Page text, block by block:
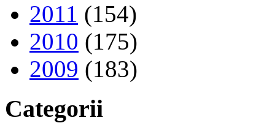
2011 (154)
2010 (175)
2009 (183)
Categorii